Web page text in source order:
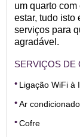
um quarto
estar, tudo isto
serviços para
agradável.
SERVIÇOS DE
Ligação WiFi à
Ar condicionado
Cofre